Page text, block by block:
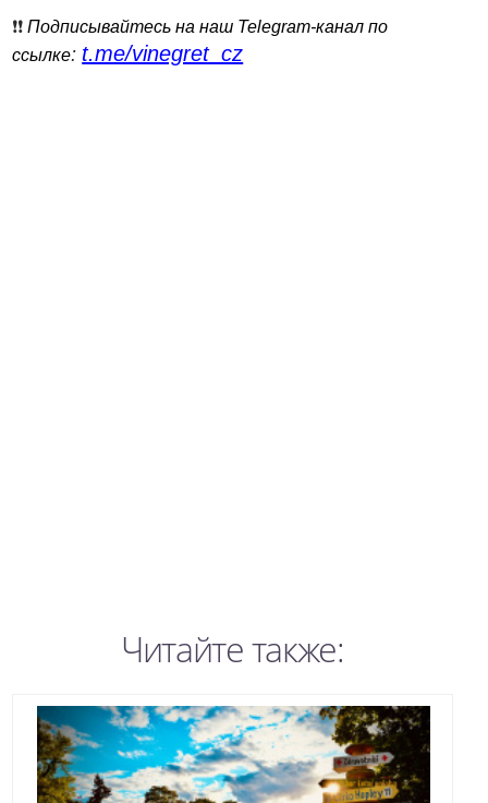
❗️❗️Подписывайтесь на наш Telegram-канал по
ссылке: t.me/vinegret_cz
Читайте также: